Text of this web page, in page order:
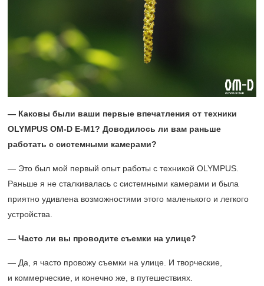
— Каковы были ваши первые впечатления от техники
OLYMPUS OM-D E-M1? Доводилось ли вам раньше
работать с системными камерами?
— Это был мой первый опыт работы с техникой OLYMPUS.
Раньше я не сталкивалась с системными камерами и была
приятно удивлена возможностями этого маленького и легкого
устройства.
— Часто ли вы проводите съемки на улице?
— Да, я часто провожу съемки на улице. И творческие,
и коммерческие, и конечно же, в путешествиях.